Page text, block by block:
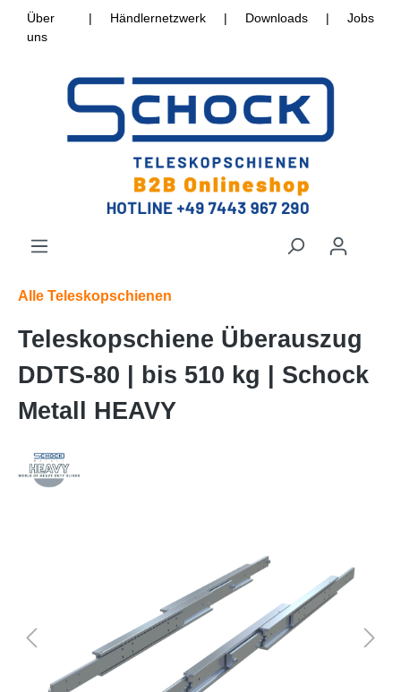
Über
uns
| Händlernetzwerk | Downloads | Jobs
Alle Teleskopschienen
Teleskopschiene Überauszug
DDTS-80 | bis 510 kg | Schock
Metall HEAVY